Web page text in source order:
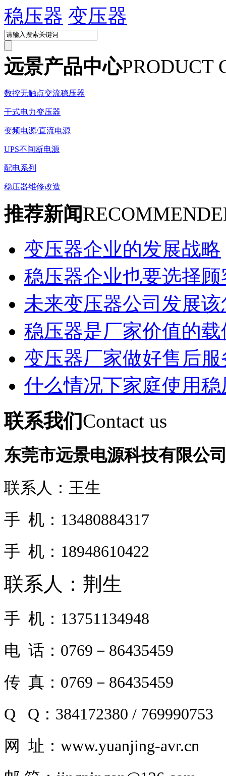
稳压器 变压器
远景产品中心PRODUCT
数控无触点交流稳压器
干式电力变压器
变频电源/直流电源
UPS不间断电源
配电系列
稳压器维修改造
推荐新闻
变压器企业的发展战略
稳压器企业也要选择顾
未来变压器公司发展
稳压器是厂家价值的载
变压器厂家做好售后
什么情况下家庭使用稳
联系我们Contact us
东莞市远景电源科技有限公
联系人：王生
手 机：13480884317
手 机：18948610422
联系人：荆生
手 机：13751134948
电 话：0769－86435459
传 真：0769－86435459
Q Q：384172380 / 769990753
网 址：www.yuanjing-avr.cn